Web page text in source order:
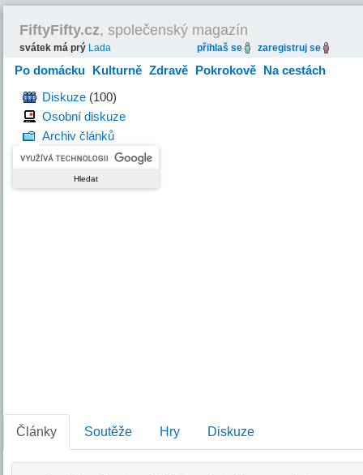
FiftyFifty.cz, společenský magazín
svátek má prý Lada přihlaš se zaregistruj se
Po domácku Kulturně Zdravě Pokrokově Na cestách
HravěDiskuze (100)
Osobní diskuze
Archiv článků
Články Soutěže Hry Diskuze